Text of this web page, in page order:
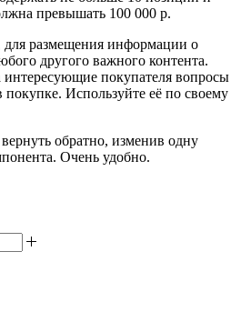
превышать 100 000 р.
для размещения информации о
другого важного контента.
покупателя вопросы
покупке. Используйте её по своему
обратно, изменив одну
Очень удобно.